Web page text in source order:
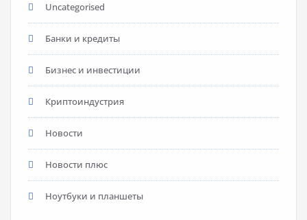
Uncategorised
Банки и кредиты
Бизнес и инвестиции
Криптоиндустрия
Новости
Новости плюс
Ноутбуки и планшеты